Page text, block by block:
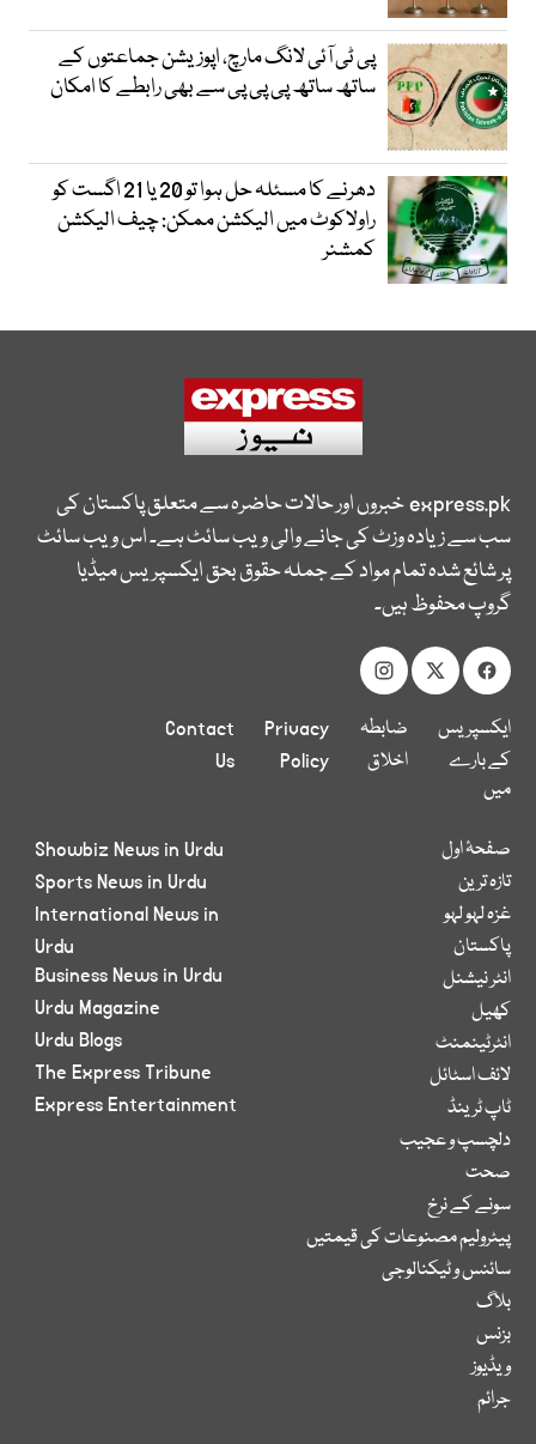
پی ٹی آئی لانگ مارچ، اپوزیشن جماعتوں کے
ساتھ ساتھ پی پی پی سے بھی رابطے کا امکان
دھرنے کا مسئلہ حل ہوا تو 20 یا 21 اگست کو
راولاکوٹ میں الیکشن ممکن: چیف الیکشن
کمشنر
express.pkخبروں اور حالات حاضرہ سے متعلق پاکستان کی
سب سے زیادہ وزٹ کی جانے والی ویب سائٹ ہے۔ اس ویب سائٹ
پر شائع شدہ تمام مواد کے جملہ حقوق بحق ایکسپریس میڈیا
گروپ محفوظ ہیں۔
ایکسپریس
کے بارے
میں
ضابطہ
اخلاق
Privacy
Policy
Contact
Us
صفحۂ اول
تازہ ترین
غزہ لہو لہو
پاکستان
انٹر نیشنل
کھیل
انٹرٹینمنٹ
لائف اسٹائل
ٹاپ ٹرینڈ
دلچسپ و عجیب
صحت
سونے کے نرخ
پیٹرولیم مصنوعات کی قیمتیں
سائنس و ٹیکنالوجی
بلاگ
بزنس
ویڈیوز
جرائم
Showbiz News in Urdu
Sports News in Urdu
International News in
Urdu
Business News in Urdu
Urdu Magazine
Urdu Blogs
The Express Tribune
Express Entertainment